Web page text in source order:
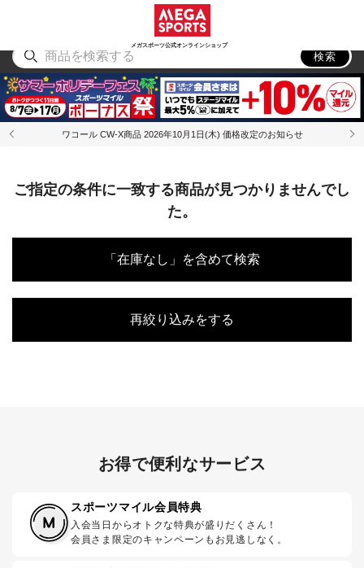
メガスポーツ公式オンラインショップ
アウトドア
検索
ワコール CW-X商品 2026年10月1日(木) 価格改定のお知らせ
ご指定の条件に一致する商品が見つかりませんでし
た。
「在庫なし」を含めて検索
再絞り込みをする
お得で便利なサービス
スポーツマイル会員特典
入会当日からオトクな特典が盛りだくさん！
会員さま限定のキャンペーンもお見逃しなく。